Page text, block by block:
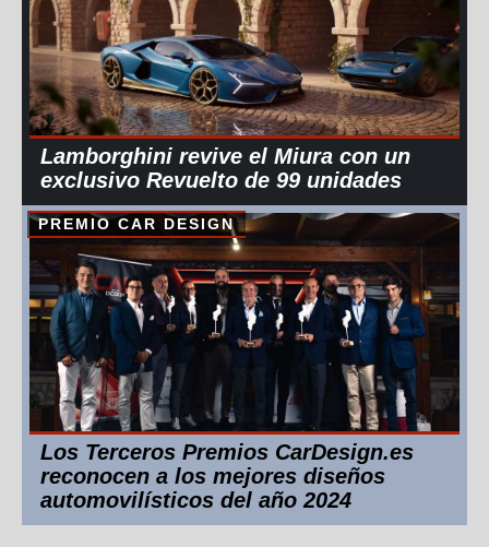
Lamborghini revive el Miura con un
exclusivo Revuelto de 99 unidades
PREMIO CAR DESIGN
Los Terceros Premios CarDesign.es
reconocen a los mejores diseños
automovilísticos del año 2024